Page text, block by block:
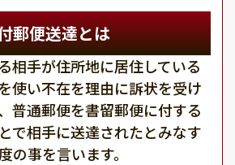
郵便送達とは
相手が住所地に居住している
使い不在を理由に訴状を受け
普通郵便を書留郵便に付する
で相手に送達されたとみなす
の事を言います。